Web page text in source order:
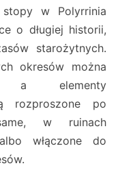
stopy w Polyrrinia
o długiej historii,
starożytnych.
okresów można
a elementy
rozproszone po
w ruinach
włączone do